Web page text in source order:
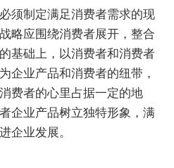
制定满足消费者需求的现
略应围绕消费者展开，整合
基础上，以消费者和消费者
企业产品和消费者的纽带，
费者的心里占据一定的地
企业产品树立独特形象，满
企业发展。